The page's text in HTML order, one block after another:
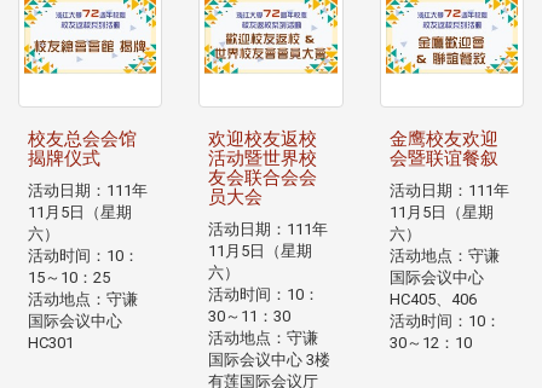
校友总会会馆
揭牌仪式
活动日期：111年
11月5日（星期
六）
活动时间：10：
15～10：25
活动地点：守谦
国际会议中心
HC301
欢迎校友返校
活动暨世界校
友会联合会会
员大会
活动日期：111年
11月5日（星期
六）
活动时间：10：
30～11：30
活动地点：守谦
国际会议中心 3楼
有莲国际会议厅
金鹰校友欢迎
会暨联谊餐叙
活动日期：111年
11月5日（星期
六）
活动地点：守谦
国际会议中心
HC405、406
活动时间：10：
30～12：10